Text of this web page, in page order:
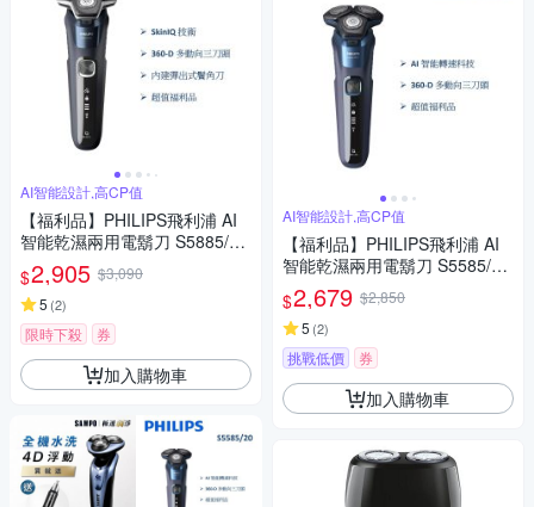
AI智能設計,高CP值
【福利品】PHILIPS飛利浦 AI
智能乾濕兩用電鬍刀 S5885/10
(一年保固)
$2,905 $3,090
5 (2)
限時下殺 券
加入購物車
AI智能設計,高CP值
【福利品】PHILIPS飛利浦 AI
智能乾濕兩用電鬍刀 S5585/20
(一年保固)
$2,679 $2,850
5 (2)
挑戰低價 券
加入購物車